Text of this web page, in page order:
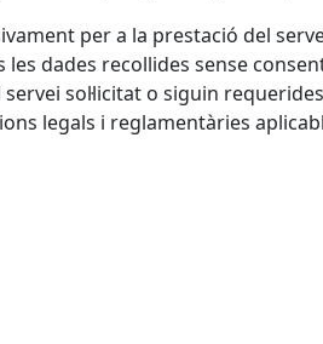
per a la prestació del
dades recollides sense
sol·licitat o siguin
legals i reglamentàries